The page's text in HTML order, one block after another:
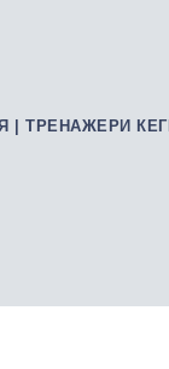
| ТРЕНАЖЕРИ